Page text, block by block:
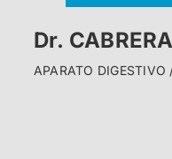
Dr.
APARATO